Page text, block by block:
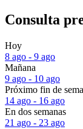
Consulta
Hoy
8 ago - 9 ago
Mañana
9 ago - 10 ago
Próximo fin de
14 ago - 16 ago
En dos semanas
21 ago - 23 ago